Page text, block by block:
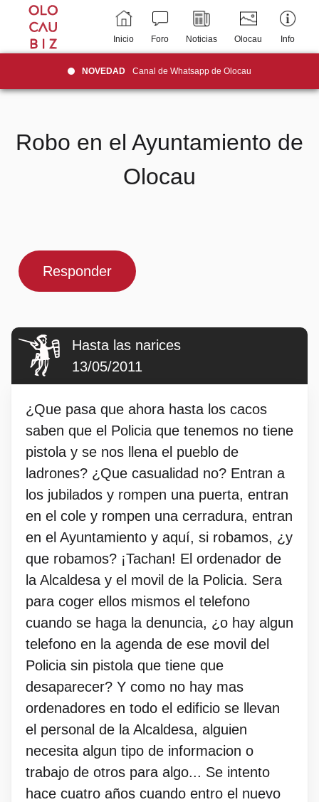
Inicio Foro Noticias Olocau Info
NOVEDAD Canal de Whatsapp de Olocau
Robo en el Ayuntamiento de
Olocau
Responder
Hasta las narices
13/05/2011
¿Que pasa que ahora hasta los cacos
saben que el Policia que tenemos no tiene
pistola y se nos llena el pueblo de
ladrones? ¿Que casualidad no? Entran a
los jubilados y rompen una puerta, entran
en el cole y rompen una cerradura, entran
en el Ayuntamiento y aquí, si robamos, ¿y
que robamos? ¡Tachan! El ordenador de
la Alcaldesa y el movil de la Policia. Sera
para coger ellos mismos el telefono
cuando se haga la denuncia, ¿o hay algun
telefono en la agenda de ese movil del
Policia sin pistola que tiene que
desaparecer? Y como no hay mas
ordenadores en todo el edificio se llevan
el personal de la Alcaldesa, alguien
necesita algun tipo de informacion o
trabajo de otros para algo... Se intento
hace cuatro años cuando entro el nuevo